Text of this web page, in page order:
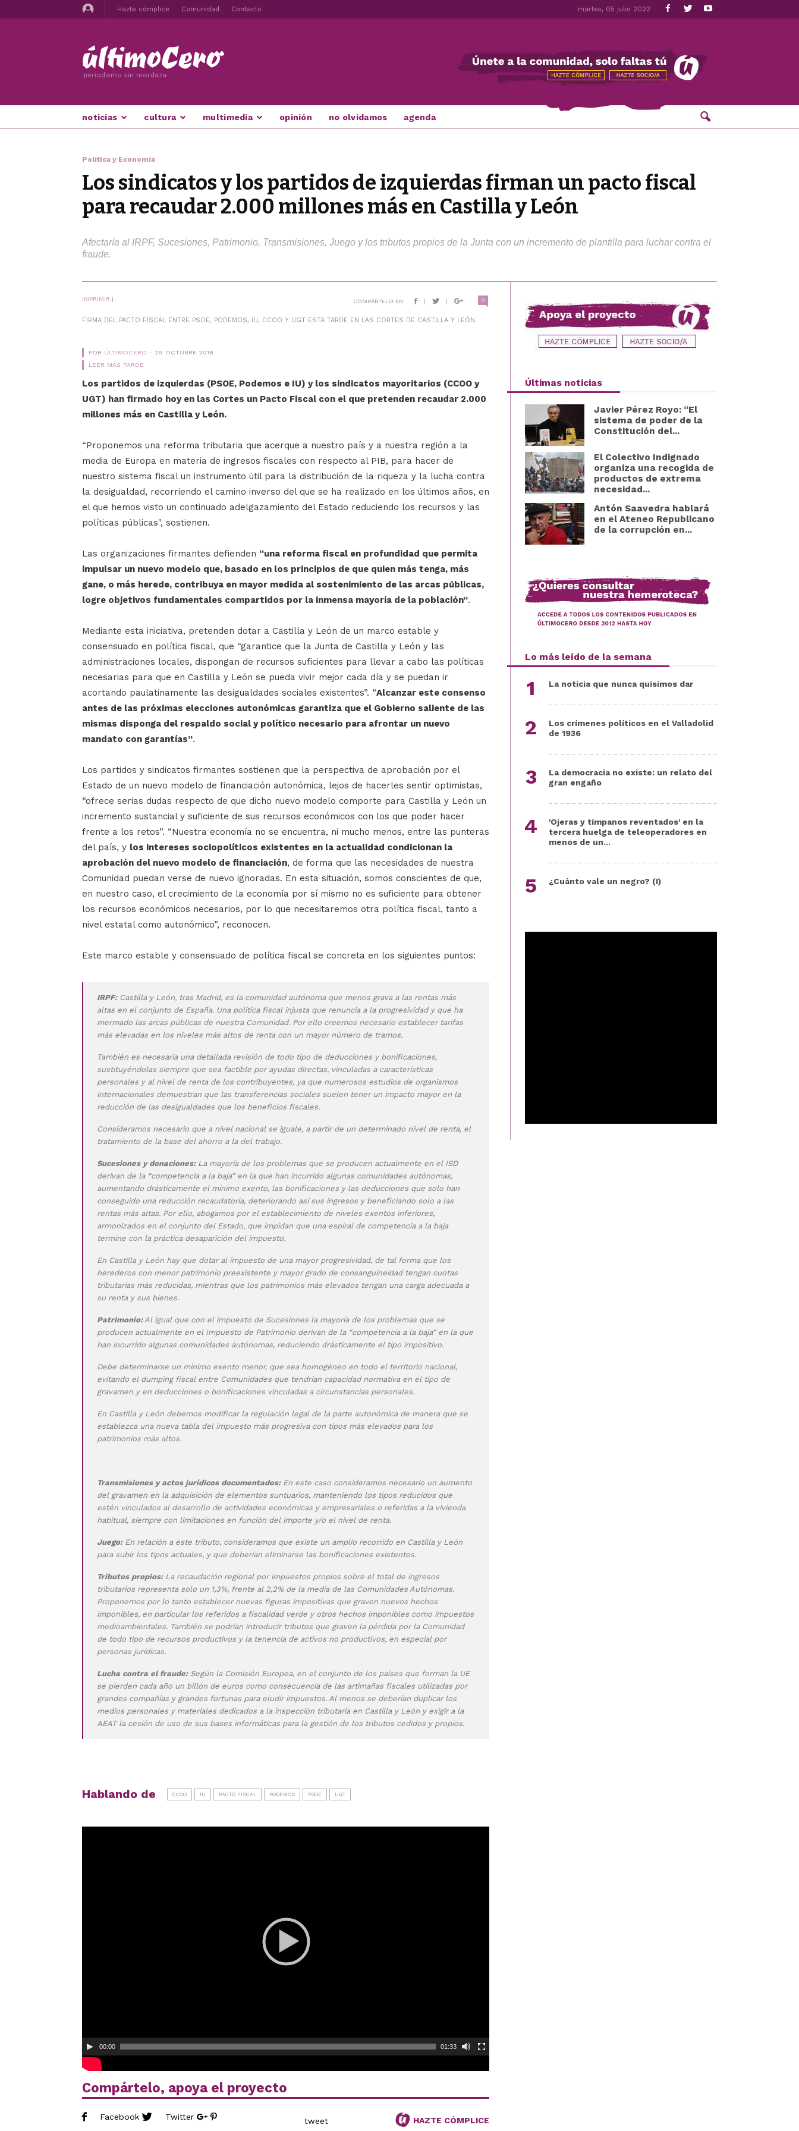
Hazte cómplice Comunidad Contacto martes, 05 julio 2022
periodismo sin mordaza
noticias cultura multimedia opinión no olvidamos agenda
Política y Economía
Los sindicatos y los partidos de izquierdas firman un pacto fiscal
para recaudar 2.000 millones más en Castilla y León
Afectaría al IRPF, Sucesiones, Patrimonio, Transmisiones, Juego y los tributos propios de la Junta con un incremento de plantilla para luchar contra el
fraude.
IMPRIMIR | COMPÁRTELO EN: | | 0
FIRMA DEL PACTO FISCAL ENTRE PSOE, PODEMOS, IU, CCOO Y UGT ESTA TARDE EN LAS CORTES DE CASTILLA Y LEÓN.
POR ÚLTIMOCERO
29 OCTUBRE 2018
LEER MÁS TARDE
Los partidos de izquierdas (PSOE, Podemos e IU) y los sindicatos mayoritarios (CCOO y
UGT) han firmado hoy en las Cortes un Pacto Fiscal con el que pretenden recaudar 2.000
millones más en Castilla y León.
“Proponemos una reforma tributaria que acerque a nuestro país y a nuestra región a la
media de Europa en materia de ingresos fiscales con respecto al PIB, para hacer de
nuestro sistema fiscal un instrumento útil para la distribución de la riqueza y la lucha contra
la desigualdad, recorriendo el camino inverso del que se ha realizado en los últimos años, en
el que hemos visto un continuado adelgazamiento del Estado reduciendo los recursos y las
políticas públicas", sostienen.
Las organizaciones firmantes defienden “una reforma fiscal en profundidad que permita
impulsar un nuevo modelo que, basado en los principios de que quien más tenga, más
gane, o más herede, contribuya en mayor medida al sostenimiento de las arcas públicas,
logre objetivos fundamentales compartidos por la inmensa mayoría de la población”.
Mediante esta iniciativa, pretenden dotar a Castilla y León de un marco estable y
consensuado en política fiscal, que “garantice que la Junta de Castilla y León y las
administraciones locales, dispongan de recursos suficientes para llevar a cabo las políticas
necesarias para que en Castilla y León se pueda vivir mejor cada día y se puedan ir
acortando paulatinamente las desigualdades sociales existentes”. “Alcanzar este consenso
antes de las próximas elecciones autonómicas garantiza que el Gobierno saliente de las
mismas disponga del respaldo social y político necesario para afrontar un nuevo
mandato con garantías”.
Los partidos y sindicatos firmantes sostienen que la perspectiva de aprobación por el
Estado de un nuevo modelo de financiación autonómica, lejos de hacerles sentir optimistas,
“ofrece serias dudas respecto de que dicho nuevo modelo comporte para Castilla y León un
incremento sustancial y suficiente de sus recursos económicos con los que poder hacer
frente a los retos”. “Nuestra economía no se encuentra, ni mucho menos, entre las punteras
del país, y los intereses sociopolíticos existentes en la actualidad condicionan la
aprobación del nuevo modelo de financiación, de forma que las necesidades de nuestra
Comunidad puedan verse de nuevo ignoradas. En esta situación, somos conscientes de que,
en nuestro caso, el crecimiento de la economía por sí mismo no es suficiente para obtener
los recursos económicos necesarios, por lo que necesitaremos otra política fiscal, tanto a
nivel estatal como autonómico”, reconocen.
Este marco estable y consensuado de política fiscal se concreta en los siguientes puntos:
IRPF:Castilla y León, tras Madrid, es la comunidad autónoma que menos grava a las rentas más
altas en el conjunto de España. Una política fiscal injusta que renuncia a la progresividad y que ha
mermado las arcas públicas de nuestra Comunidad. Por ello creemos necesario establecer tarifas
más elevadas en los niveles más altos de renta con un mayor número de tramos.
También es necesaria una detallada revisión de todo tipo de deducciones y bonificaciones,
sustituyéndolas siempre que sea factible por ayudas directas, vinculadas a características
personales y al nivel de renta de los contribuyentes, ya que numerosos estudios de organismos
internacionales demuestran que las transferencias sociales suelen tener un impacto mayor en la
reducción de las desigualdades que los beneficios fiscales.
Consideramos necesario que a nivel nacional se iguale, a partir de un determinado nivel de renta, el
tratamiento de la base del ahorro a la del trabajo.
Sucesiones y donaciones:La mayoría de los problemas que se producen actualmente en el ISD
derivan de la “competencia a la baja” en la que han incurrido algunas comunidades autónomas,
aumentando drásticamente el mínimo exento, las bonificaciones y las deducciones que solo han
conseguido una reducción recaudatoria, deteriorando así sus ingresos y beneficiando solo a las
rentas más altas. Por ello, abogamos por el establecimiento de niveles exentos inferiores,
armonizados en el conjunto del Estado, que impidan que una espiral de competencia a la baja
termine con la práctica desaparición del impuesto.
En Castilla y León hay que dotar al impuesto de una mayor progresividad, de tal forma que los
herederos con menor patrimonio preexistente y mayor grado de consanguineidad tengan cuotas
tributarias más reducidas, mientras que los patrimonios más elevados tengan una carga adecuada a
su renta y sus bienes.
Patrimonio:Al igual que con el impuesto de Sucesiones la mayoría de los problemas que se
producen actualmente en el Impuesto de Patrimonio derivan de la “competencia a la baja” en la que
han incurrido algunas comunidades autónomas, reduciendo drásticamente el tipo impositivo.
Debe determinarse un mínimo exento menor, que sea homogéneo en todo el territorio nacional,
evitando el dumping fiscal entre Comunidades que tendrían capacidad normativa en el tipo de
gravamen y en deducciones o bonificaciones vinculadas a circunstancias personales.
En Castilla y León debemos modificar la regulación legal de la parte autonómica de manera que se
establezca una nueva tabla del impuesto más progresiva con tipos más elevados para los
patrimonios más altos.
Transmisiones y actos jurídicos documentados:En este caso consideramos necesario un aumento
del gravamen en la adquisición de elementos suntuarios, manteniendo los tipos reducidos que
estén vinculados al desarrollo de actividades económicas y empresariales o referidas a la vivienda
habitual, siempre con limitaciones en función del importe y/o el nivel de renta.
Juego:En relación a este tributo, consideramos que existe un amplio recorrido en Castilla y León
para subir los tipos actuales, y que deberían eliminarse las bonificaciones existentes.
Tributos propios:La recaudación regional por impuestos propios sobre el total de ingresos
tributarios representa solo un 1,3%, frente al 2,2% de la media de las Comunidades Autónomas.
Proponemos por lo tanto establecer nuevas figuras impositivas que graven nuevos hechos
imponibles, en particular los referidos a fiscalidad verde y otros hechos imponibles como impuestos
medioambientales. También se podrían introducir tributos que graven la pérdida por la Comunidad
de todo tipo de recursos productivos y la tenencia de activos no productivos, en especial por
personas jurídicas.
Lucha contra el fraude:Según la Comisión Europea, en el conjunto de los países que forman la UE
se pierden cada año un billón de euros como consecuencia de las artimañas fiscales utilizadas por
grandes compañías y grandes fortunas para eludir impuestos. Al menos se deberían duplicar los
medios personales y materiales dedicados a la inspección tributaria en Castilla y León y exigir a la
AEAT la cesión de uso de sus bases informáticas para la gestión de los tributos cedidos y propios.
Hablando de CCOO IU PACTO FISCAL PODEMOS PSOE UGT
00:00 01:33
Compártelo, apoya el proyecto
Facebook Twitter tweet HAZTE CÓMPLICE
Últimas noticias
Javier Pérez Royo: “El
sistema de poder de la
Constitución del...
El Colectivo Indignado
organiza una recogida de
productos de extrema
necesidad...
Antón Saavedra hablará
en el Ateneo Republicano
de la corrupción en...
Lo más leído de la semana
La noticia que nunca quisimos dar
Los crímenes políticos en el Valladolid
de 1936
La democracia no existe: un relato del
gran engaño
'Ojeras y tímpanos reventados' en la
tercera huelga de teleoperadores en
menos de un...
¿Cuánto vale un negro? (I)